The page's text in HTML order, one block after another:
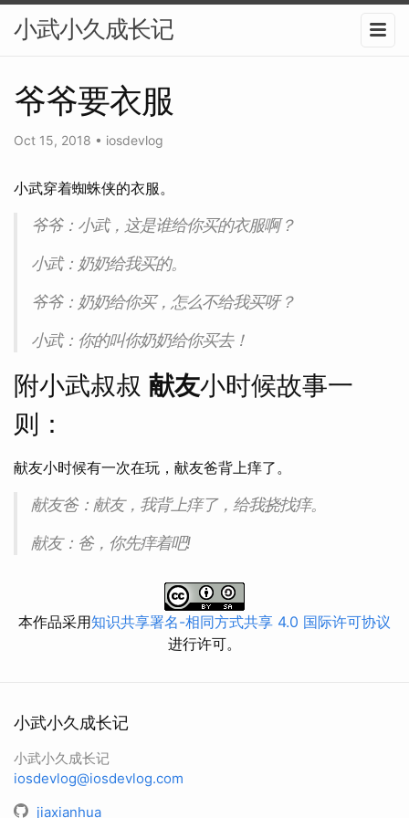
小武小久成长记
爷爷要衣服
Oct 15, 2018 • iosdevlog
小武穿着蜘蛛侠的衣服。
爷爷：小武，这是谁给你买的衣服啊？
小武：奶奶给我买的。
爷爷：奶奶给你买，怎么不给我买呀？
小武：你的叫你奶奶给你买去！
附小武叔叔 献友小时候故事一
则：
献友小时候有一次在玩，献友爸背上痒了。
献友爸：献友，我背上痒了，给我挠找痒。
献友：爸，你先痒着吧!
本作品采用知识共享署名-相同方式共享 4.0 国际许可协议
进行许可。
小武小久成长记
小武小久成长记
iosdevlog@iosdevlog.com
jiaxianhua